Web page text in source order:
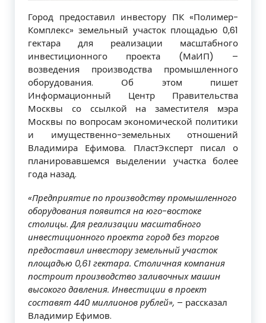
Город предоставил инвестору ПК «Полимер-
Комплекс» земельный участок площадью 0,61
гектара для реализации масштабного
инвестиционного проекта (МаИП) –
возведения производства промышленного
оборудования. Об этом пишет
Информационный Центр Правительства
Москвы со ссылкой на заместителя мэра
Москвы по вопросам экономической политики
и имущественно-земельных отношений
Владимира Ефимова. ПластЭксперт писал о
планировавшемся выделении участка более
года назад.
«Предприятие по производству промышленного
оборудования появится на юго-востоке
столицы. Для реализации масштабного
инвестиционного проекта город без торгов
предоставил инвестору земельный участок
площадью 0,61 гектара. Столичная компания
построит производство заливочных машин
высокого давления. Инвестиции в проект
составят 440 миллионов рублей», – рассказал
Владимир Ефимов.